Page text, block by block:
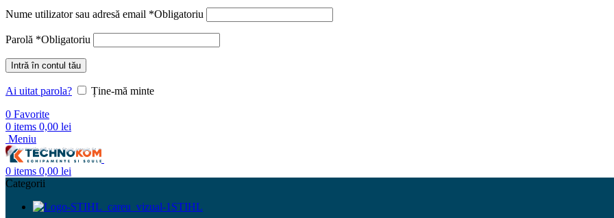
Nume utilizator sau adresă email *Obligatoriu
Parolă *Obligatoriu
Intră în contul tău
Ai uitat parola?
Ține-mă minte
0 Favorite
0 items 0,00 lei
Meniu
0 items 0,00 lei
Categorii
STIHL